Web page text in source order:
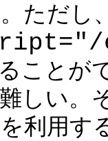
ただし
ことが
しい。
利用す